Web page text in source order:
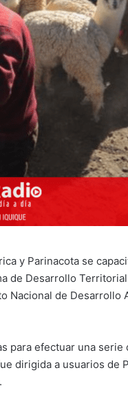
y Parinacota se
de Desarrollo
Nacional de Desarrollo
para efectuar una serie
dirigida a usuarios de